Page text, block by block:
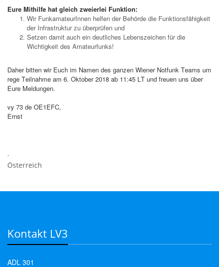
Eure Mithilfe hat gleich zweierlei Funktion:
Wir FunkamateurInnen helfen der Behörde die Funktionsfähigkeit
der Infrastruktur zu überprüfen und
Setzen damit auch ein deutliches Lebenszeichen für die
Wichtigkeit des Amateurfunks!
Daher bitten wir Euch im Namen des ganzen Wiener Notfunk Teams um
rege Teilnahme am 6. Oktober 2018 ab 11:45 LT und freuen uns über
Eure Meldungen.
vy 73 de OE1EFC,
Ernst
.
Österreich
Kontakt LV3
ADL 301